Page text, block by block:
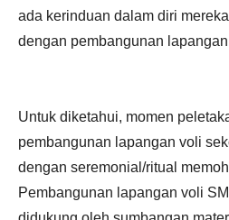
ada kerinduan dalam diri
dengan pembangunan
Untuk diketahui, momen
pembangunan lapangan voli
dengan seremonial/ritual
Pembangunan lapangan voli